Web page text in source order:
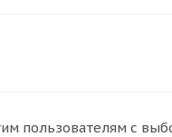
пользователям с